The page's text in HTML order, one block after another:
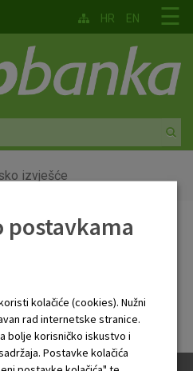
☰
HR EN
izvješće
izvješće.pdf
kolačiće (cookies). Nužni
rad internetske stranice.
bolje korisničko iskustvo i
Postavke kolačića